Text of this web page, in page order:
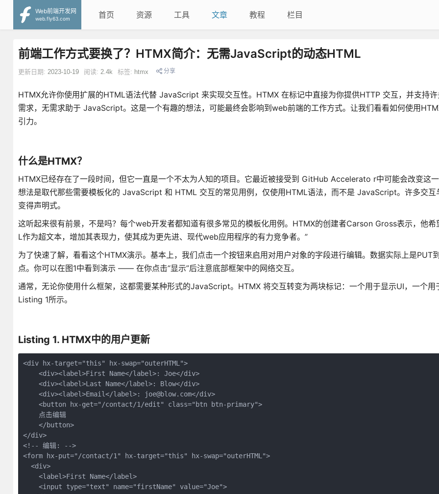
Web前端开发网
web.fly63.com
首页 资源 工具 文章 教程 栏目
前端工作方式要换了？HTMX简介：无需JavaScript的动态HTML
更新日期: 2023-10-19 阅读: 2.4k 标签: htmx 分享
HTMX允许你使用扩展的HTML语法代替 JavaScript 来实现交互性。HTMX 在标记中直接为你提供HTTP 交互，并支持
需求，无需求助于 JavaScript。这是一个有趣的想法，可能最终会影响到web前端的工作方式。让我们看看如何使用
引力。
什么是HTMX？
HTMX已经存在了一段时间，但它一直是一个不太为人知的项目。它最近被接受到 GitHub Accelerato r中可能会改变这
想法是取代那些需要模板化的 JavaScript 和 HTML 交互的常见用例，仅使用HTML语法，而不是 JavaScript。许多交互
变得声明式。
这听起来很有前景，不是吗？每个web开发者都知道有很多常见的模板化用例。HTMX的创建者Carson Gross表示，他希
L作为超文本，增加其表现力，使其成为更先进、现代web应用程序的有力竞争者。”
为了快速了解，看看这个HTMX演示。基本上，我们点击一个按钮来启用对用户对象的字段进行编辑。数据实际上是PUT
点。你可以在图1中看到演示 —— 在你点击“显示”后注意底部框架中的网络交互。
通常，无论你使用什么框架，这都需要某种形式的JavaScript。HTMX 将交互转变为两块标记：一个用于显示UI，一个用
Listing 1所示。
Listing 1. HTMX中的用户更新
<div hx-target="this" hx-swap="outerHTML">
<div><label>First Name</label>: Joe</div>
<div><label>Last Name</label>: Blow</div>
<div><label>Email</label>: joe@blow.com</div>
<button hx-get="/contact/1/edit" class="btn btn-primary">
点击编辑
</button>
</div>
<!-- 编辑: -->
<form hx-put="/contact/1" hx-target="this" hx-swap="outerHTML">
<div>
<label>First Name</label>
<input type="text" name="firstName" value="Joe">